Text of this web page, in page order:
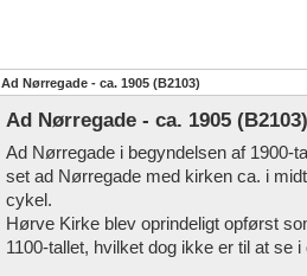
Ad Nørregade - ca. 1905 (B2103)
Ad Nørregade - ca. 1905 (B2103)
Ad Nørregade i begyndelsen af 1900-
set ad Nørregade med kirken ca. i
cykel.
Hørve Kirke blev oprindeligt opførst
1100-tallet, hvilket dog ikke er til at se